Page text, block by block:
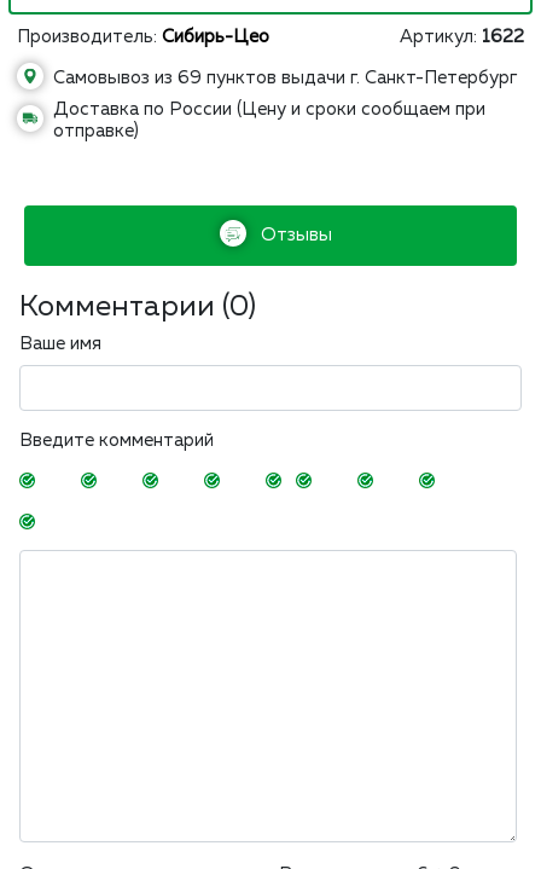
Производитель: Сибирь-Цео Артикул: 1622
Самовывоз из 69 пунктов выдачи г. Санкт-Петербург
Доставка по России (Цену и сроки сообщаем при
отправке)
Отзывы
Комментарии (0)
Ваше имя
Введите комментарий
-
-
-